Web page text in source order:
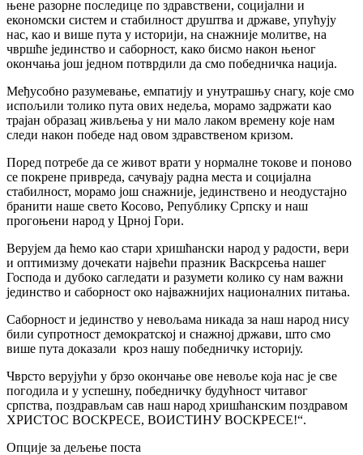
њене разорне последице по здравствени, социјални и
економски систем и стабилност друштва и државе, упућују
нас, као и више пута у историји, на снажније молитве, на
чвршће јединство и саборност, како бисмо након њеног
окончања још једном потврдили да смо победничка нација.
Међусобно разумевање, емпатију и унутрашњу снагу, које смо
испољили толико пута ових недеља, морамо задржати као
трајан образац живљења у ни мало лаком времену које нам
следи након победе над овом здравственом кризом.
Поред потребе да се живот врати у нормалне токове и поново
се покрене привреда, сачувају радна места и социјална
стабилност, морамо још снажније, јединствено и неодустајно
бранити наше свето Косово, Републику Српску и наш
прогоњени народ у Црној Гори.
Верујем да ћемо као стари хришћански народ у радости, вери
и оптимизму дочекати највећи празник Васкрсења нашег
Господа и дубоко сагледати и разумети колико су нам важни
јединство и саборност око најважнијих националних питања.
Саборност и јединство у невољама никада за наш народ нису
били супротност демократској и снажној држави, што смо
више пута доказали кроз нашу победничку историју.
Чврсто верујући у брзо окончање ове невоље која нас је све
погодила и у успешну, победничку будућност читавог
српства, поздрављам сав наш народ хришћанским поздравом
ХРИСТОС ВОСКРЕСЕ, ВОИСТИНУ ВОСКРЕСЕ!“.
Опције за дељење поста